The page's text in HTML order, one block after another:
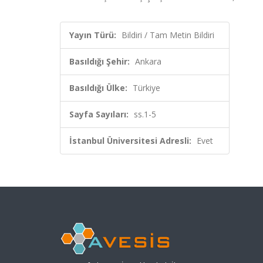
Yayın Türü: Bildiri / Tam Metin Bildiri
Basıldığı Şehir: Ankara
Basıldığı Ülke: Türkiye
Sayfa Sayıları: ss.1-5
İstanbul Üniversitesi Adresli: Evet